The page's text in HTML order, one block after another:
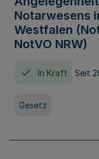
Notarwesens
Westfalen
NotVO NRW)
In Kraft Seit
Gesetz